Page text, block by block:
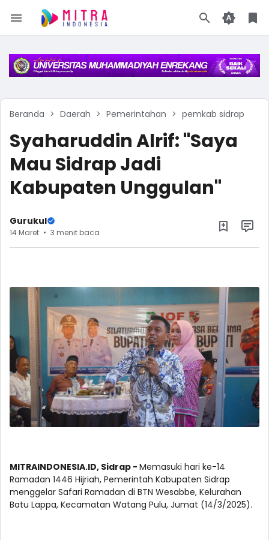
Beranda Daerah Pemerintahan pemkab sidrap
Syaharuddin Alrif: "Saya
Mau Sidrap Jadi
Kabupaten Unggulan"
Gurukul
14 Maret 3 menit baca
MITRAINDONESIA.ID, Sidrap - Memasuki hari ke-14
Ramadan 1446 Hijriah, Pemerintah Kabupaten Sidrap
menggelar Safari Ramadan di BTN Wesabbe, Kelurahan
Batu Lappa, Kecamatan Watang Pulu, Jumat (14/3/2025).